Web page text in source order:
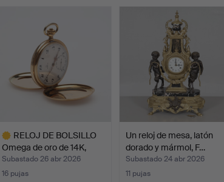
RELOJ DE BOLSILLO
Omega de oro de 14K,
mod…
Subastado 26 abr 2026
16 pujas
Un reloj de mesa, latón
dorado y mármol, F…
Subastado 24 abr 2026
11 pujas